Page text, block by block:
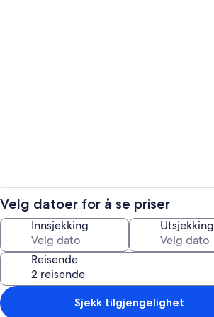
Innvendig
Velg datoer for å se priser
Innsjekking Utsjekking
Reisende
Sjekk tilgjengelighet